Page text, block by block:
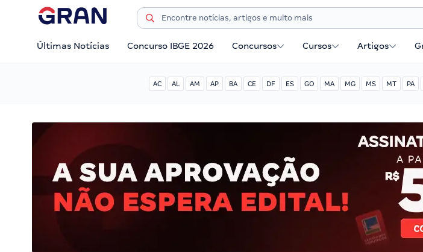
Últimas Notícias Concurso IBGE 2026 Concursos Cursos Artigos
AC AL AM AP BA CE DF ES GO MA MG MS MT PA